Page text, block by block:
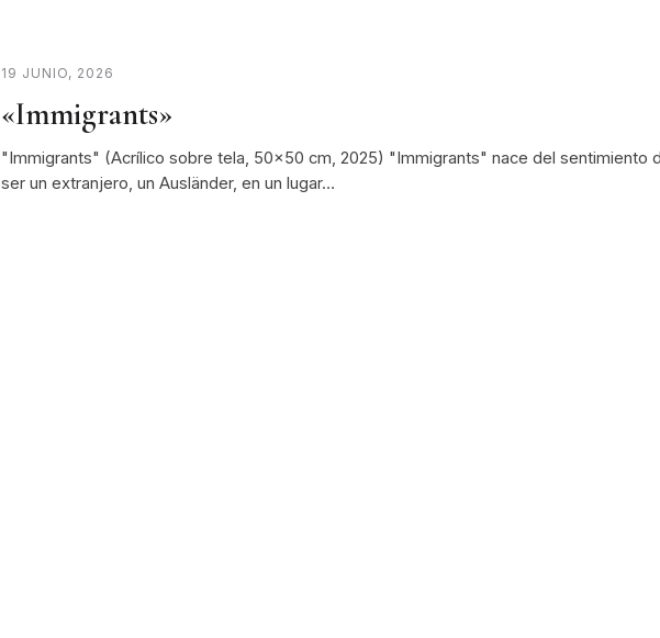
19 JUNIO, 2026
«Immigrants»
"Immigrants" (Acrílico sobre tela, 50x50 cm, 2025) "Immigrants" nace del sentimiento
ser un extranjero, un Ausländer, en un lugar…